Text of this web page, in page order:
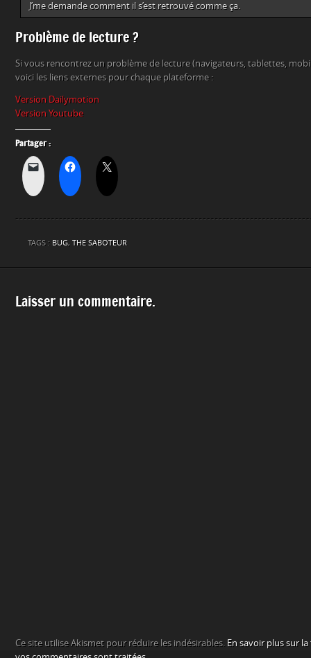
J’me demande comment il s’est retrouvé comme ça.
Problème de lecture ?
Si vous rencontrez un problème de lecture (navigateurs, tablettes,
voici les liens externes pour chaque plateforme :
Version Dailymotion
Version Youtube
Partager :
TAGS : BUG, THE SABOTEUR
Laisser un commentaire.
Ce site utilise Akismet pour réduire les indésirables. En savoir plus sur